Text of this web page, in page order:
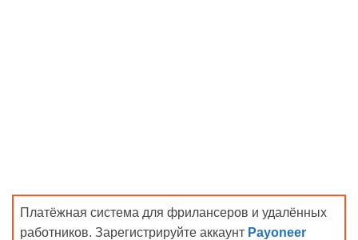
Платёжная система для фрилансеров и удалённых
работников. Зарегистрируйте аккаунт Payoneer